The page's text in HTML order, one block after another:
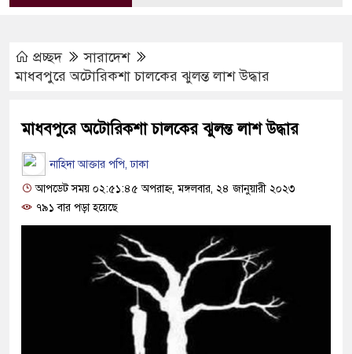
প্রচ্ছদ
সারাদেশ
মাধবপুরে অটোরিকশা চালকের ঝুলন্ত লাশ উদ্ধার
মাধবপুরে অটোরিকশা চালকের ঝুলন্ত লাশ উদ্ধার
নাহিদা আক্তার পপি, ঢাকা
আপডেট সময় ০২:৫১:৪৫ অপরাহ্ন, মঙ্গলবার, ২৪ জানুয়ারী ২০২৩
৭৯১ বার পড়া হয়েছে